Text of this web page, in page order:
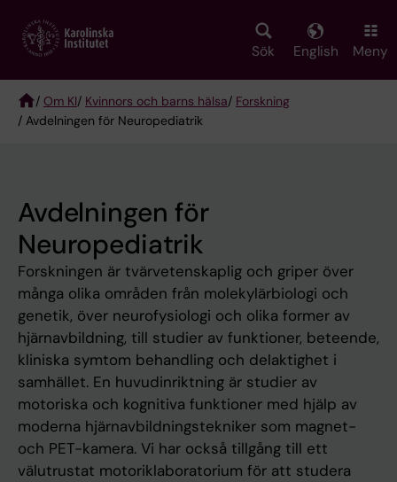
main
Sök English Meny
Breadcrumb
/ Om KI/ Kvinnors och barns hälsa/ Forskning
/ Avdelningen för Neuropediatrik
Avdelningen för
Neuropediatrik
Forskningen är tvärvetenskaplig och griper över
många olika områden från molekylärbiologi och
genetik, över neurofysiologi och olika former av
hjärnavbildning, till studier av funktioner, beteende,
kliniska symtom behandling och delaktighet i
samhället. En huvudinriktning är studier av
motoriska och kognitiva funktioner med hjälp av
moderna hjärnavbildningstekniker som magnet-
och PET-kamera. Vi har också tillgång till ett
välutrustat motoriklaboratorium för att studera